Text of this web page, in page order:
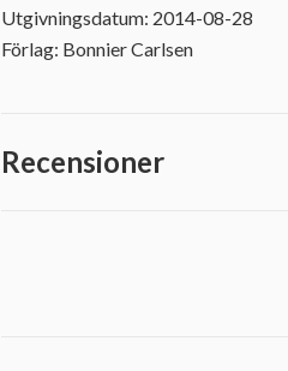
Utgivningsdatum: 2014-08-28
Förlag: Bonnier Carlsen
Recensioner